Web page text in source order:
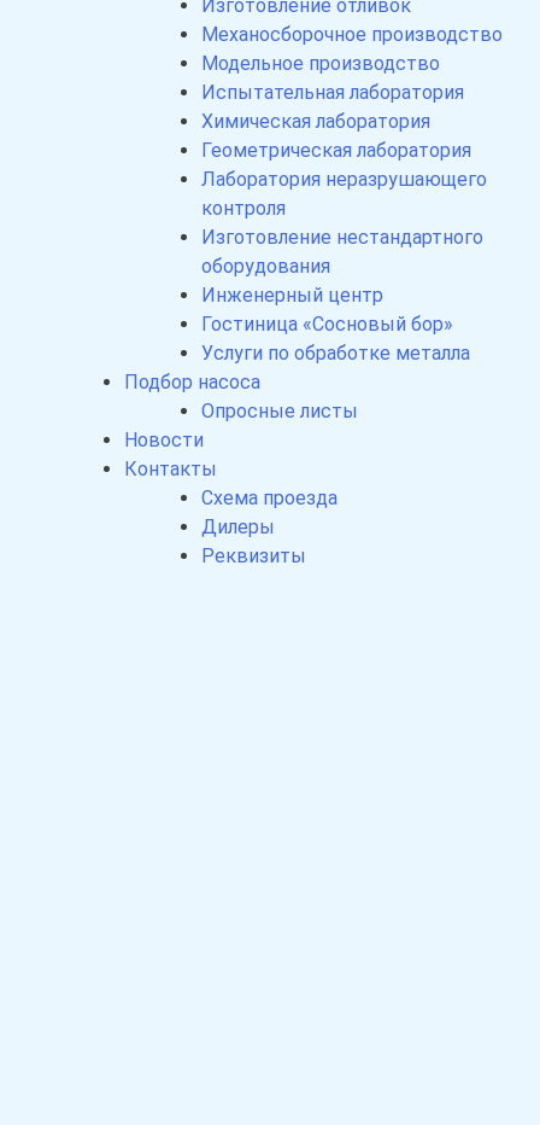
Изготовление отливок
Механосборочное производство
Модельное производство
Испытательная лаборатория
Химическая лаборатория
Геометрическая лаборатория
Лаборатория неразрушающего
контроля
Изготовление нестандартного
оборудования
Инженерный центр
Гостиница «Сосновый бор»
Уcлуги пo oбpaбoткe мeтaллa
Подбор насоса
Опросные листы
Новости
Контакты
Схема проезда
Дилеры
Реквизиты